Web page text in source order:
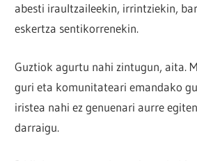
abesti iraultzaileekin, irrintziekin,
eskertza sentikorrenekin.
Guztiok agurtu nahi zintugun, aita.
guri eta komunitateari emandako
iristea nahi ez genuenari aurre
darraigu.